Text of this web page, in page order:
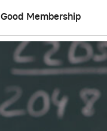
Good Membership